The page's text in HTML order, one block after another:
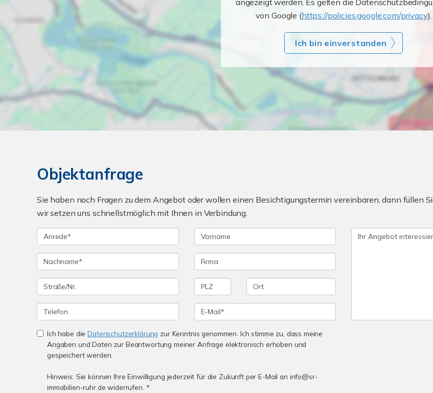
angezeigt werden. Es gelten die
von Google (https://policies.google.com/privacy).
Ich bin einverstanden
Objektanfrage
Sie haben noch Fragen zu dem Angebot oder wollen einen Besichtigungstermin vereinbaren, dann füllen
wir setzen uns schnellstmöglich mit Ihnen in Verbindung.
Ich habe dieDatenschutzerklärung zur Kenntnis genommen. Ich stimme zu, dass meine
Angaben und Daten zur Beantwortung meiner Anfrage elektronisch erhoben und
gespeichert werden.
Hinweis: Sie können Ihre Einwilligung jederzeit für die Zukunft per E-Mail an info@sr-
immobilien-ruhr.de widerrufen. *